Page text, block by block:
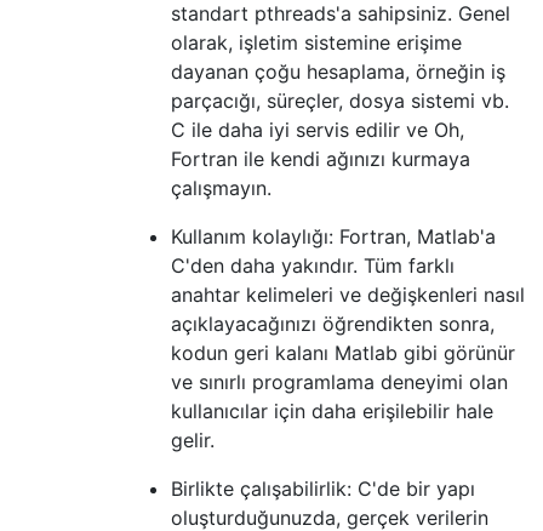
standart pthreads'a sahipsiniz. Genel
olarak, işletim sistemine erişime
dayanan çoğu hesaplama, örneğin iş
parçacığı, süreçler, dosya sistemi vb.
C ile daha iyi servis edilir ve Oh,
Fortran ile kendi ağınızı kurmaya
çalışmayın.
Kullanım kolaylığı: Fortran, Matlab'a
C'den daha yakındır. Tüm farklı
anahtar kelimeleri ve değişkenleri nasıl
açıklayacağınızı öğrendikten sonra,
kodun geri kalanı Matlab gibi görünür
ve sınırlı programlama deneyimi olan
kullanıcılar için daha erişilebilir hale
gelir.
Birlikte çalışabilirlik: C'de bir yapı
oluşturduğunuzda, gerçek verilerin